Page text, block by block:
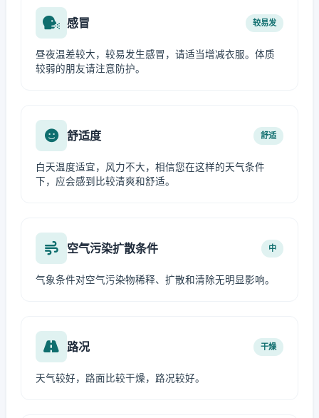
感冒 较易发
昼夜温差较大，较易发生感冒，请适当增减衣服。体质
较弱的朋友请注意防护。
舒适度 舒适
白天温度适宜，风力不大，相信您在这样的天气条件
下，应会感到比较清爽和舒适。
空气污染扩散条件 中
气象条件对空气污染物稀释、扩散和清除无明显影响。
路况 干燥
天气较好，路面比较干燥，路况较好。